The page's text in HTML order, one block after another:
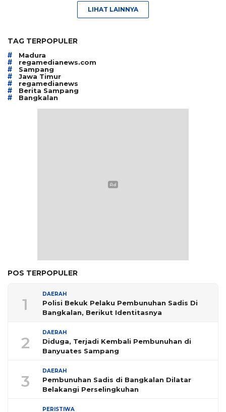
LIHAT LAINNYA
TAG TERPOPULER
# Madura
# regamedianews.com
# Sampang
# Jawa Timur
# regamedianews
# Berita Sampang
# Bangkalan
POS TERPOPULER
1
DAERAH
Polisi Bekuk Pelaku Pembunuhan Sadis Di
Bangkalan, Berikut Identitasnya
2
DAERAH
Diduga, Terjadi Kembali Pembunuhan di
Banyuates Sampang
3
DAERAH
Pembunuhan Sadis di Bangkalan Dilatar
Belakangi Perselingkuhan
PERISTIWA